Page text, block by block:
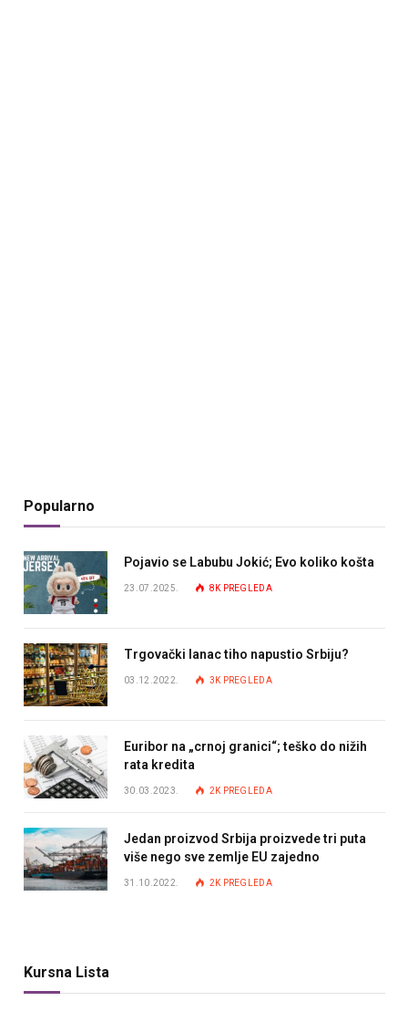
Popularno
Pojavio se Labubu Jokić; Evo koliko košta
23.07.2025. 8K PREGLEDA
Trgovački lanac tiho napustio Srbiju?
03.12.2022. 3K PREGLEDA
Euribor na „crnoj granici“; teško do nižih
rata kredita
30.03.2023. 2K PREGLEDA
Jedan proizvod Srbija proizvede tri puta
više nego sve zemlje EU zajedno
31.10.2022. 2K PREGLEDA
Kursna Lista